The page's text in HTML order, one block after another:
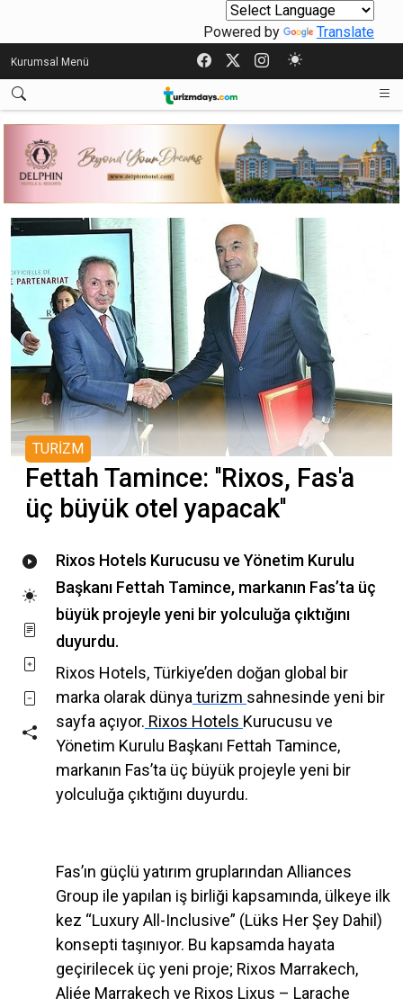
Powered by Translate
Kurumsal Menü
TURİZM
Fettah Tamince: ''Rixos, Fas'a
üç büyük otel yapacak''
Rixos Hotels Kurucusu ve Yönetim Kurulu
Başkanı Fettah Tamince, markanın Fas’ta üç
büyük projeyle yeni bir yolculuğa çıktığını
duyurdu.
Rixos Hotels, Türkiye’den doğan global bir
marka olarak dünyaturizm sahnesinde yeni bir
sayfa açıyor. Rixos Hotels Kurucusu ve
Yönetim Kurulu Başkanı Fettah Tamince,
markanın Fas’ta üç büyük projeyle yeni bir
yolculuğa çıktığını duyurdu.
Fas’ın güçlü yatırım gruplarından Alliances
Group ile yapılan iş birliği kapsamında, ülkeye ilk
kez “Luxury All-Inclusive” (Lüks Her Şey Dahil)
konsepti taşınıyor. Bu kapsamda hayata
geçirilecek üç yeni proje; Rixos Marrakech,
Aliée Marrakech ve Rixos Lixus – Larache